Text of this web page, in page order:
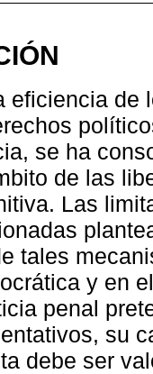
eficiencia de
se ha
de las
Las
tales
y en
penal
su
debe ser